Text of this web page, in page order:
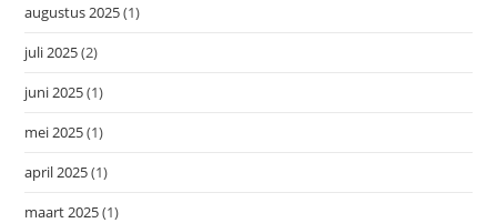
augustus 2025(1)
juli 2025(2)
juni 2025(1)
mei 2025(1)
april 2025(1)
maart 2025(1)